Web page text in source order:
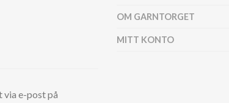
via e-post på
OM GARNTORGET
MITT KONTO